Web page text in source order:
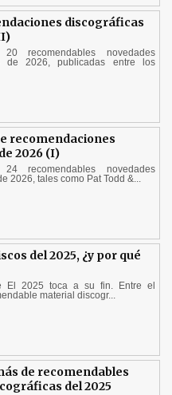
discográficas
recomendables novedades
de 2026, publicadas entre los
recomendaciones
2026 (I)
recomendables novedades
2026, tales como Pat Todd &...
del 2025, ¿y por qué
El 2025 toca a su fin. Entre el
material discogr...
de recomendables
del 2025